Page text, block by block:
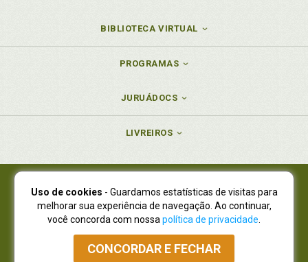
BIBLIOTECA VIRTUAL
PROGRAMAS
JURUÁDOCS
LIVREIROS
Juruá Editora Ltda., CNPJ 77.535.508/0001-19
Juruá Informática Ltda., CNPJ 01.701.561/0001-80
NOVO ENDEREÇO:R. Flávio Dallegrave, 7665, São Lourenço |
Curitiba - Paraná - CEP 82210-310
Atendimento: (41) 4009-3900|Vendas Atacado: (41) 4009-3939
Uso de cookies - Guardamos estatísticas de visitas para
melhorar sua experiência de navegação. Ao continuar,
você concorda com nossa política de privacidade
CONCORDAR E FECHAR